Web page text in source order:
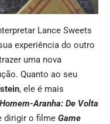
Lance Sweets
experiência do outro
uma nova
Quanto ao seu
, ele é mais
Homem-Aranha: De Volta
dirigir o filme Game